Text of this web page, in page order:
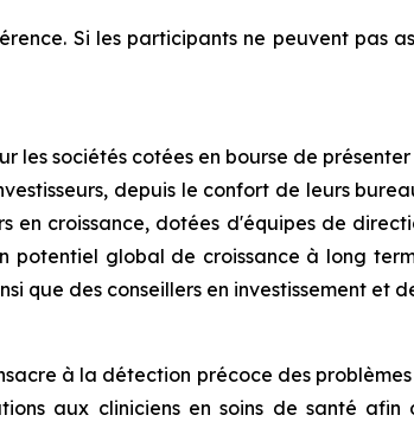
Si les participants ne peuvent pas
sociétés cotées en bourse de
depuis le confort de leurs
en croissance, dotées d'équipes de
global de croissance à long
que des conseillers en investissement et
à la détection précoce des
aux cliniciens en soins de santé